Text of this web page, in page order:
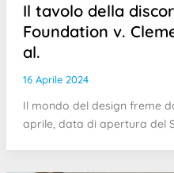
Il tavolo della
Foundation v.
al.
16 Aprile 2024
Il mondo del design freme
aprile, data di apertura del